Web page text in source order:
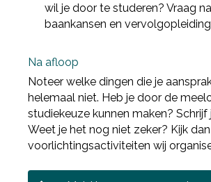
wil je door te studeren? Vraag
baankansen en
Na afloop
Noteer welke dingen die je
helemaal niet. Heb je door de
studiekeuze kunnen maken? Schrijf
Weet je het nog niet zeker? Kijk
voorlichtingsactiviteiten wij